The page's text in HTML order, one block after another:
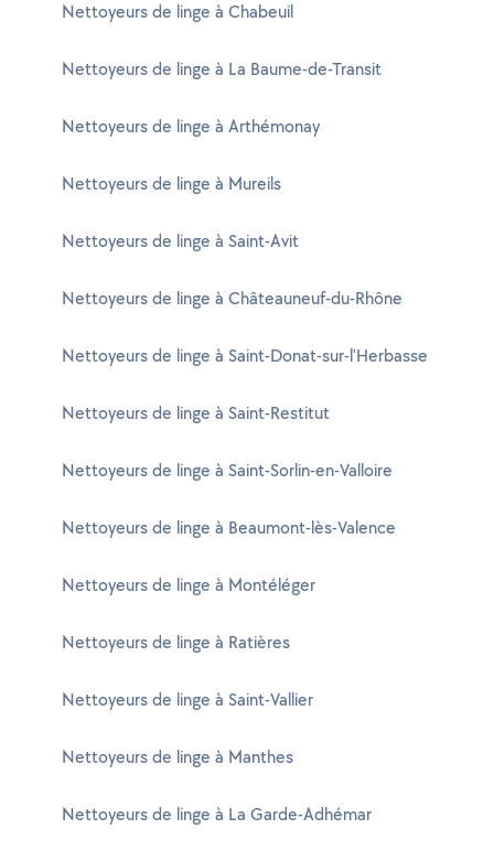
Nettoyeurs de linge à Chabeuil
Nettoyeurs de linge à La Baume-de-Transit
Nettoyeurs de linge à Arthémonay
Nettoyeurs de linge à Mureils
Nettoyeurs de linge à Saint-Avit
Nettoyeurs de linge à Châteauneuf-du-Rhône
Nettoyeurs de linge à Saint-Donat-sur-l'Herbasse
Nettoyeurs de linge à Saint-Restitut
Nettoyeurs de linge à Saint-Sorlin-en-Valloire
Nettoyeurs de linge à Beaumont-lès-Valence
Nettoyeurs de linge à Montéléger
Nettoyeurs de linge à Ratières
Nettoyeurs de linge à Saint-Vallier
Nettoyeurs de linge à Manthes
Nettoyeurs de linge à La Garde-Adhémar